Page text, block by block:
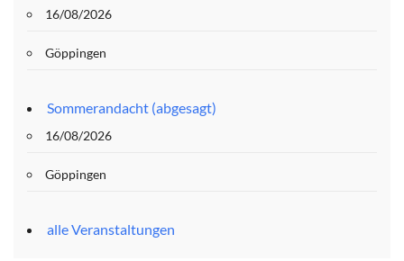
16/08/2026
Göppingen
Sommerandacht (abgesagt)
16/08/2026
Göppingen
alle Veranstaltungen